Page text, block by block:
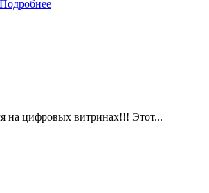
Подробнее
на цифровых витринах!!! Этот...